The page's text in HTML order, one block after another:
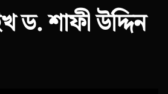
ড. শাফী উদ্দিন